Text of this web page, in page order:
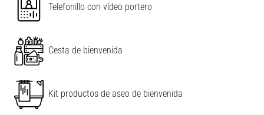
Telefonillo con vídeo portero
Cesta de bienvenida
Kit productos de aseo de bienvenida